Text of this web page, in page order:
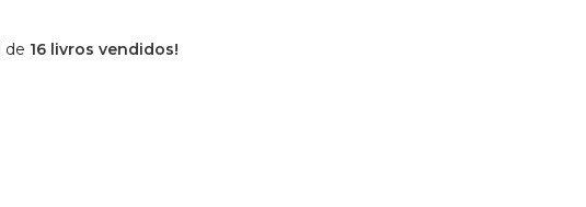
de 16 livros vendidos!